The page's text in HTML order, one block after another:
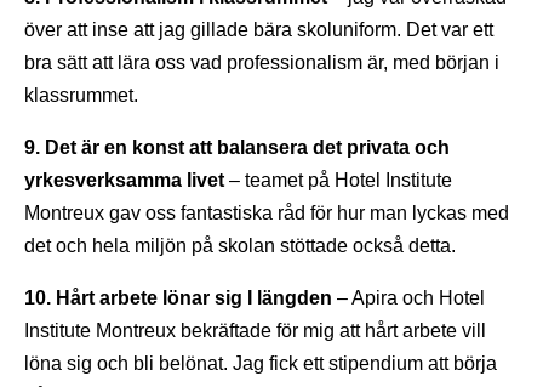
över att inse att jag gillade bära skoluniform. Det var ett
bra sätt att lära oss vad professionalism är, med början i
klassrummet.
9. Det är en konst att balansera det privata och
yrkesverksamma livet – teamet på Hotel Institute
Montreux gav oss fantastiska råd för hur man lyckas med
det och hela miljön på skolan stöttade också detta.
10. Hårt arbete lönar sig I längden – Apira och Hotel
Institute Montreux bekräftade för mig att hårt arbete vill
löna sig och bli belönat. Jag fick ett stipendium att börja